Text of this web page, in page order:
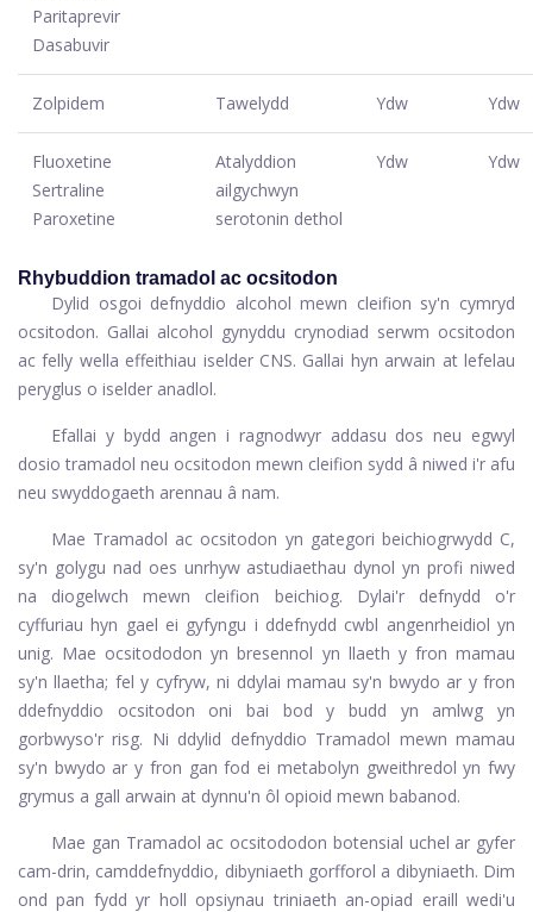
Paritaprevir
Dasabuvir
Zolpidem Tawelydd Ydw Ydw
Fluoxetine
Sertraline
Paroxetine
Atalyddion
ailgychwyn
serotonin dethol
Ydw Ydw
Rhybuddion tramadol ac ocsitodon
Dylid osgoi defnyddio alcohol mewn cleifion sy'n cymryd
ocsitodon. Gallai alcohol gynyddu crynodiad serwm ocsitodon
ac felly wella effeithiau iselder CNS. Gallai hyn arwain at lefelau
peryglus o iselder anadlol.
Efallai y bydd angen i ragnodwyr addasu dos neu egwyl
dosio tramadol neu ocsitodon mewn cleifion sydd â niwed i'r afu
neu swyddogaeth arennau â nam.
Mae Tramadol ac ocsitodon yn gategori beichiogrwydd C,
sy'n golygu nad oes unrhyw astudiaethau dynol yn profi niwed
na diogelwch mewn cleifion beichiog. Dylai'r defnydd o'r
cyffuriau hyn gael ei gyfyngu i ddefnydd cwbl angenrheidiol yn
unig. Mae ocsitododon yn bresennol yn llaeth y fron mamau
sy'n llaetha; fel y cyfryw, ni ddylai mamau sy'n bwydo ar y fron
ddefnyddio ocsitodon oni bai bod y budd yn amlwg yn
gorbwyso'r risg. Ni ddylid defnyddio Tramadol mewn mamau
sy'n bwydo ar y fron gan fod ei metabolyn gweithredol yn fwy
grymus a gall arwain at dynnu'n ôl opioid mewn babanod.
Mae gan Tramadol ac ocsitododon botensial uchel ar gyfer
cam-drin, camddefnyddio, dibyniaeth gorfforol a dibyniaeth. Dim
ond pan fydd yr holl opsiynau triniaeth an-opiad eraill wedi'u